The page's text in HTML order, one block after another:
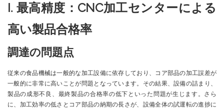
I. 最高精度：CNC加工センターによる
高い製品合格率
調達の問題点
従来の食品機械は一般的な加工設備に依存しており、コア部品の加工誤差が
一般的に非常に高いことが問題となっています。その結果、設備の詰まり、
製品の成形不良、最終製品の合格率の低下といった問題が生じます。さら
に、加工効率の低さとコア部品の納期の長さが、設備全体の試運転の進捗に